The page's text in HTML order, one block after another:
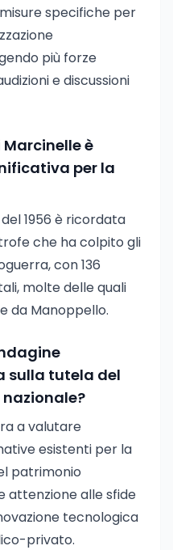
specifiche per
più forze
e discussioni
è
per la
1956 è ricordata
che ha colpito gli
con 136
molte delle quali
da Manoppello.
sulla tutela del
a valutare
esistenti per la
patrimonio
attenzione alle sfide
tecnologica
privato.